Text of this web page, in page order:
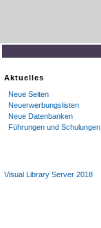
Aktuelles
Neue Seiten
Neuerwerbungslisten
Neue Datenbanken
Führungen und Schulungen
Visual Library Server 2018